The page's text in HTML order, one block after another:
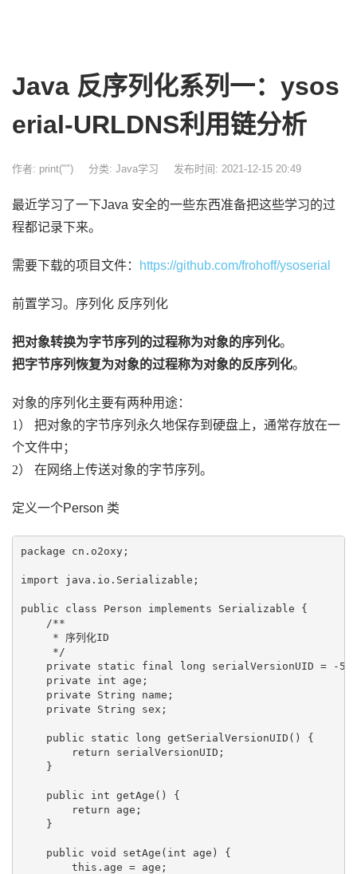
Java 反序列化系列一：ysos
erial-URLDNS利用链分析
作者: print("") 分类: Java学习 发布时间: 2021-12-15 20:49
最近学习了一下Java 安全的一些东西准备把这些学习的过
程都记录下来。
需要下载的项目文件： https://github.com/frohoff/ysoserial
前置学习。序列化 反序列化
把对象转换为字节序列的过程称为对象的序列化。
把字节序列恢复为对象的过程称为对象的反序列化。
对象的序列化主要有两种用途：
1） 把对象的字节序列永久地保存到 硬盘 上，通常存放在一
个文件中；
2） 在网络上传送对象的字节序列。
定义一个Person 类
package cn.o2oxy;
import java.io.Serializable;
public class Person implements Serializable {
    /**
     * 序列化ID
     */
private static final long serialVersionUID = -
    private int age;
    private String name;
    private String sex;
    public static long getSerialVersionUID() {
        return serialVersionUID;
    }
    public int getAge() {
        return age;
    }
    public void setAge(int age) {
        this.age = age;